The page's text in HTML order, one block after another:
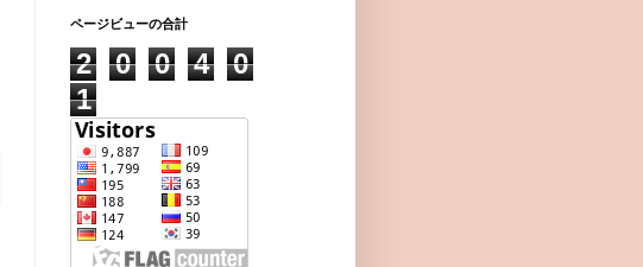
ページビューの合計
2 0 0 4
0
1